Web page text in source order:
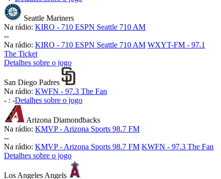
Seattle Mariners
Na rádio: KIRO - 710 ESPN Seattle 710 AM
--
Na rádio: KIRO - 710 ESPN Seattle 710 AM WXYT-FM - 97.1
The Ticket
Detalhes sobre o jogo
San Diego Padres
Na rádio: KWFN - 97.3 The Fan
- : -Detalhes sobre o jogo
Arizona Diamondbacks
Na rádio: KMVP - Arizona Sports 98.7 FM
--
Na rádio: KMVP - Arizona Sports 98.7 FM KWFN - 97.3 The Fan
Detalhes sobre o jogo
Los Angeles Angels